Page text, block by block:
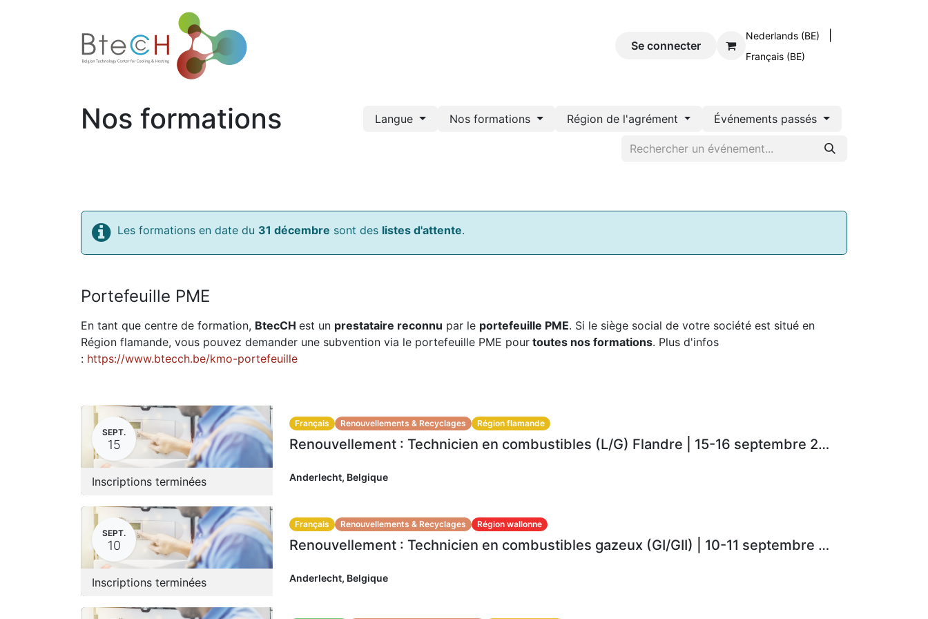
Contact
Se connecter
Nederlands (BE)
Français (BE)
Nos formations Langue Nos formations Région de l'agrément Événements passés
Les formations en date du 31 décembre sont des listes d'attente.
Portefeuille PME
En tant que centre de formation, BtecCH est un prestataire reconnu par le portefeuille PME. Si le siège social de votre société est situé en
Région flamande, vous pouvez demander une subvention via le portefeuille PME pour toutes nos formations. Plus d'infos
: https://www.btecch.be/kmo-portefeuille
SEPT.
15
Inscriptions terminées
Français Renouvellements & Recyclages Région flamande
Renouvellement : Technicien en combustibles (L/G) Flandre | 15-16 septembre 2025 (16 heures)
Anderlecht, Belgique
SEPT.
10
Inscriptions terminées
Français Renouvellements & Recyclages Région wallonne
Renouvellement : Technicien en combustibles gazeux (GI/GII) | 10-11 septembre 2025 (12 heures)
Anderlecht, Belgique